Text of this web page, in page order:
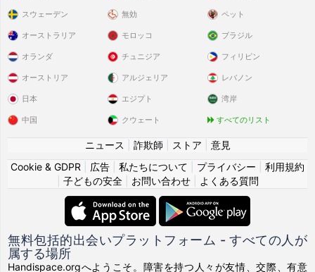
スウェーデン 無効 ペット
オーストラリア
オランダ
オーストリア
日本
中国
モロッコ
チュニジア
アルジェリア
エジプト
クウェート
ブラジル
フィリピン
レバノン
湾岸
すべてのリスト
ニュース 詐欺師 ストア
意見
Cookie & GDPR
広告 私たちについて プライバシー
利用規約
子どもの安全| お問い合わせ| よくある質問
無料包括的出会いプラットフォーム - すべての人が
属する場所
Handispace.orgへようこそ。障害を持つ人々が友情、交際、有意